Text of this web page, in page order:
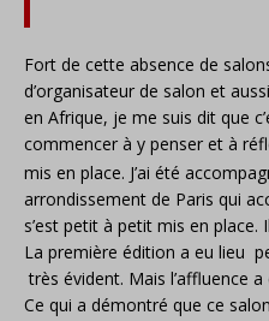
Fort de cette absence de
d’organisateur de salon et
en Afrique, je me suis dit que
commencer à y penser et à
mis en place. J’ai été
arrondissement de Paris qui
s’est petit à petit mis en
La première édition a eu lieu
très évident. Mais l’affluence
Ce qui a démontré que ce